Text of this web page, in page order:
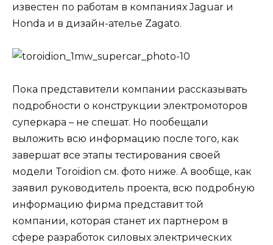
известен по работам в компаниях Jaguar и
Honda и в дизайн-ателье Zagato.
Пока представители компании рассказывать
подробности о конструкции электромоторов
суперкара – не спешат. Но пообещали
выложить всю информацию после того, как
завершат все этапы тестирования своей
модели Toroidion см. фото ниже. А вообще, как
заявил руководитель проекта, всю подробную
информацию фирма представит той
компании, которая станет их партнером в
сфере разработок силовых электрических